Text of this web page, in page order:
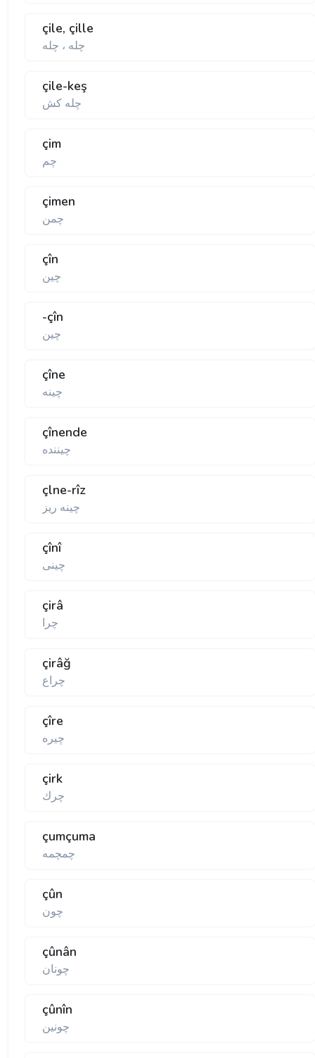
çile, çille
چله ، چله
çile-keş
چله كش
çim
چم
çimen
چمن
çîn
چين
-çîn
چين
çîne
چينه
çînende
چيننده
çlne-rîz
چينه ريز
çînî
چينى
çirâ
چرا
çirâğ
چراع
çîre
چيره
çirk
چرك
çumçuma
چمچمه
çûn
چون
çûnân
چونان
çûnîn
چونين